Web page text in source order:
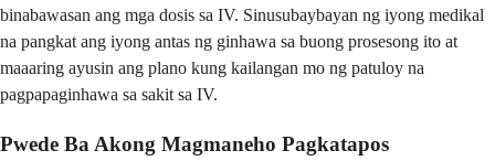
binabawasan ang mga dosis sa IV. Sinusubaybayan ng iyong medikal
na pangkat ang iyong antas ng ginhawa sa buong prosesong ito at
maaaring ayusin ang plano kung kailangan mo ng patuloy na
pagpapaginhawa sa sakit sa IV.
Pwede Ba Akong Magmaneho Pagkatapos